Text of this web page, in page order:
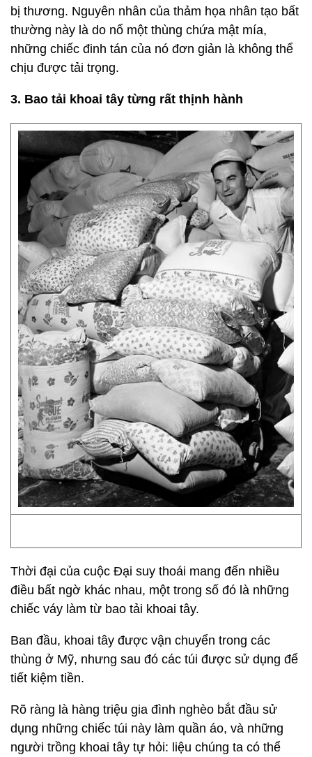
bị thương. Nguyên nhân của thảm họa nhân tạo bất
thường này là do nổ một thùng chứa mật mía,
những chiếc đinh tán của nó đơn giản là không thể
chịu được tải trọng.
3. Bao tải khoai tây từng rất thịnh hành
Thời đại của cuộc Đại suy thoái mang đến nhiều
điều bất ngờ khác nhau, một trong số đó là những
chiếc váy làm từ bao tải khoai tây.
Ban đầu, khoai tây được vận chuyển trong các
thùng ở Mỹ, nhưng sau đó các túi được sử dụng để
tiết kiệm tiền.
Rõ ràng là hàng triệu gia đình nghèo bắt đầu sử
dụng những chiếc túi này làm quần áo, và những
người trồng khoai tây tự hỏi: liệu chúng ta có thể